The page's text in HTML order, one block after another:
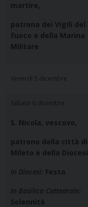
martire,
patrona dei Vigili del
fuoco e della Marina
Militare
Venerdì 5 dicembre
Sabato 6 dicembre
S. Nicola, vescovo,
patrono della città di
Mileto e della Diocesi
In Diocesi: Festa
In Basilica Cattedrale:
Solennità